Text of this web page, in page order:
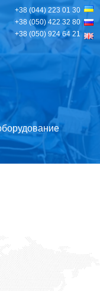
+38 (044) 223 01 30
+38 (050) 422 32 80
+38 (050) 924 64 21